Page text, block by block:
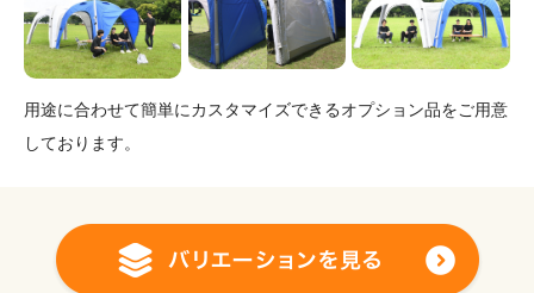
用途に合わせて簡単にカスタマイズできるオプション品をご用意
しております。